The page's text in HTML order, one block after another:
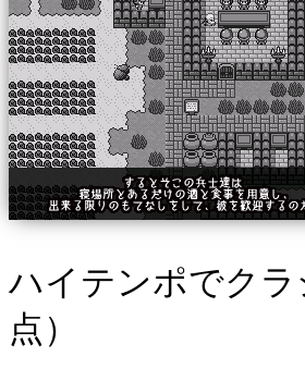
ハイテンポでク
点）